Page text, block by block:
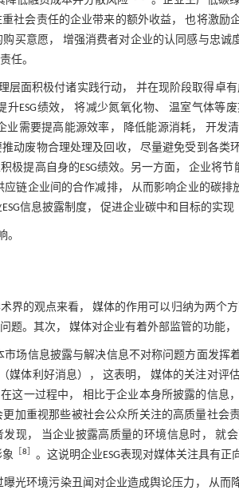
社会责任的企业带来的额外收益， 也将激励
买意愿， 增强消费者对企业的认同感与忠
任。
层面积极付诸实践行动， 并在现阶段取得卓
ESG绩效， 将减少氮氧化物、 温室气体等
需要提高能源效率， 降低能源消耗， 开发
动废物合理处理及回收， 尽量避免受到各类
极提高自身的ESG绩效。另一方面， 企业将
链企业间的合作减排， 从而影响企业的碳排
信息披露制度， 促进企业碳中和目标的实现
。
界的观点来看， 媒体的作用可以归纳为两个
。其次， 媒体对企业有着外部监管的功能，
场信息披露与解决信息不对称问题方面发挥
媒体利好消息）， 这表明， 媒体的关注对评
这一过程中， 相比于企业本身所披露的信息
加重视那些被社会公众所关注的高质量社会
现， 当企业披露高质量的环境信息时， 就
象
8 。这说明企业ESG表现对媒体关注具有正
光环境污染丑闻对企业造成舆论压力， 从而